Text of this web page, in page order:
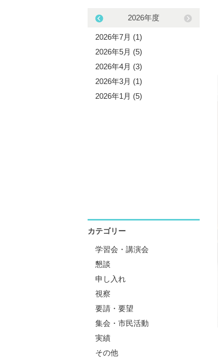
2026年度
2026年7月 (1)
2026年5月 (5)
2026年4月 (3)
2026年3月 (1)
2026年1月 (5)
カテゴリー
学習会・講演会
懇談
申し入れ
視察
要請・要望
集会・市民活動
実績
その他